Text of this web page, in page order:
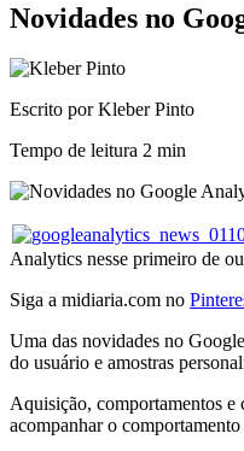
Novidades no
Escrito por Kleber Pinto
Tempo de leitura 2 min
Analytics nesse primeiro de
Siga a midiaria.com no
Uma das novidades no
do usuário e amostras
Aquisição, comportamentos e
acompanhar o